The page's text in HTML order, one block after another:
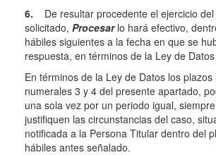
6. De resultar procedente el ejercicio
solicitado, Procesarlo hará efectivo,
hábiles siguientes a la fecha en que se
respuesta, en términos de la Ley de
En términos de la Ley de Datos los
numerales 3 y 4 del presente apartado,
una sola vez por un periodo igual,
justifiquen las circunstancias del caso,
notificada a la Persona Titular dentro del
hábiles antes señalado.